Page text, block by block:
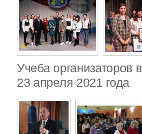
Учеба организаторов
23 апреля 2021 года